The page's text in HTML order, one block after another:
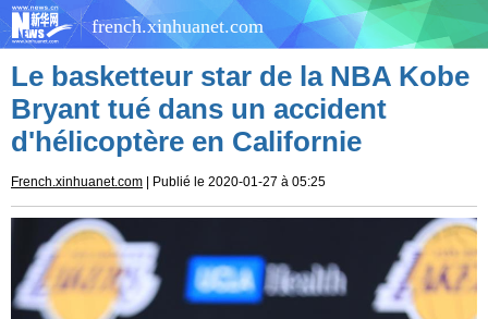
french.xinhuanet.com
Le basketteur star de la NBA Kobe
Bryant tué dans un accident
d'hélicoptère en Californie
French.xinhuanet.com | Publié le 2020-01-27 à 05:25